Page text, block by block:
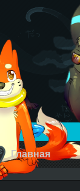
Главная